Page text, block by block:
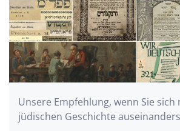
Unsere Empfehlung, wenn Sie
jüdischen Geschichte